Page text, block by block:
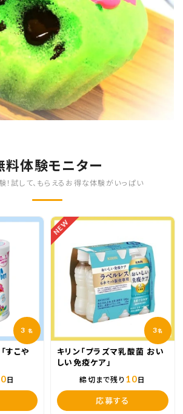
料体験モニター
！試して、もらえるお得な体験がいっぱい
3 名
すこや
日
NEW
3名
キリン「プラズマ乳酸菌 おい
しい免疫ケア」
締切まで残り 10日
応募する